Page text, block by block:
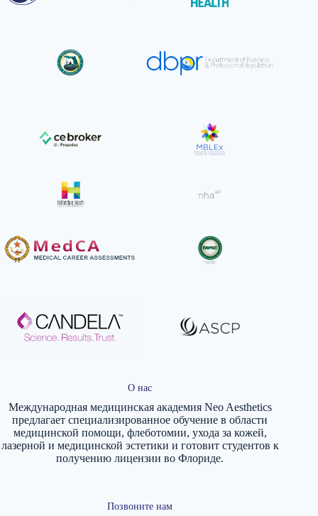
О нас
Международная медицинская академия Neo Aesthetics
предлагает специализированное обучение в области
медицинской помощи, флеботомии, ухода за кожей,
лазерной и медицинской эстетики и готовит студентов к
получению лицензии во Флориде.
Позвоните нам